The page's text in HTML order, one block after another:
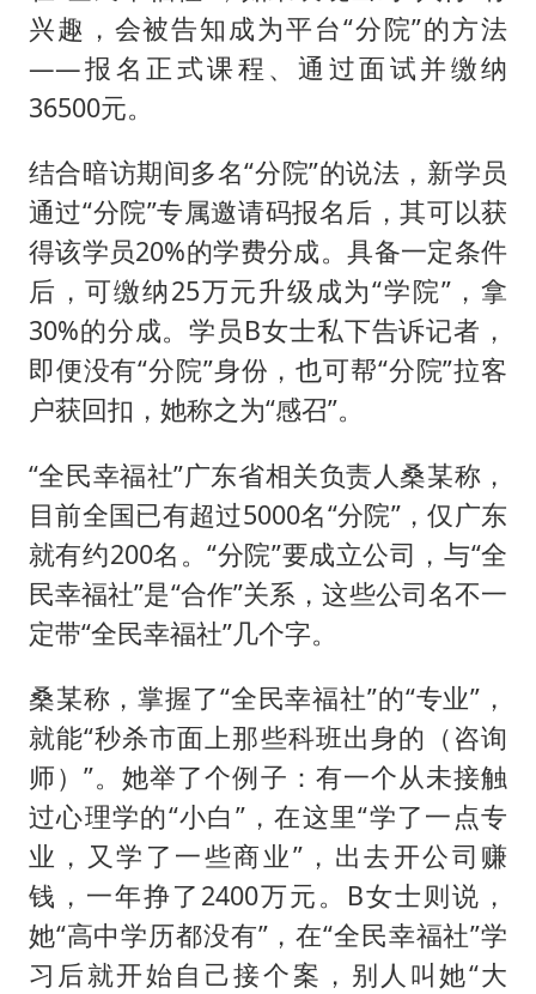
兴趣，会被告知成为平台“分院”的方法
——报名正式课程、通过面试并缴纳
36500元。
结合暗访期间多名“分院”的说法，新学员
通过“分院”专属邀请码报名后，其可以获
得该学员20%的学费分成。具备一定条件
后，可缴纳25万元升级成为“学院”，拿
30%的分成。学员B女士私下告诉记者，
即便没有“分院”身份，也可帮“分院”拉客
户获回扣，她称之为“感召”。
“全民幸福社”广东省相关负责人桑某称，
目前全国已有超过5000名“分院”，仅广东
就有约200名。“分院”要成立公司，与“全
民幸福社”是“合作”关系，这些公司名不一
定带“全民幸福社”几个字。
桑某称，掌握了“全民幸福社”的“专业”，
就能“秒杀市面上那些科班出身的（咨询
师）”。她举了个例子：有一个从未接触
过心理学的“小白”，在这里“学了一点专
业，又学了一些商业”，出去开公司赚
钱，一年挣了2400万元。B女士则说，
她“高中学历都没有”，在“全民幸福社”学
习后就开始自己接个案，别人叫她“大